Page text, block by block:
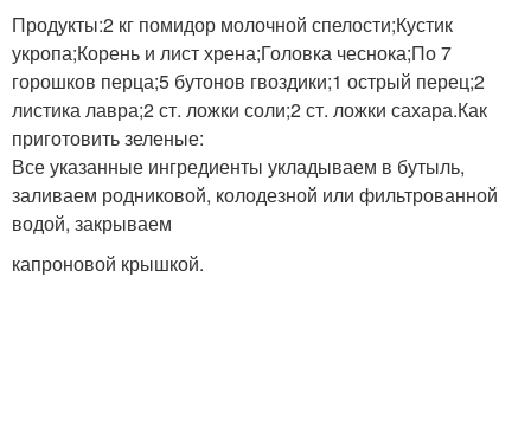
Продукты:2 кг помидор молочной спелости;Кустик
укропа;Корень и лист хрена;Головка чеснока;По 7
горошков перца;5 бутонов гвоздики;1 острый перец;2
листика лавра;2 ст. ложки соли;2 ст. ложки сахара.Как
приготовить зеленые:
Все указанные ингредиенты укладываем в бутыль,
заливаем родниковой, колодезной или фильтрованной
водой, закрываем
капроновой крышкой.